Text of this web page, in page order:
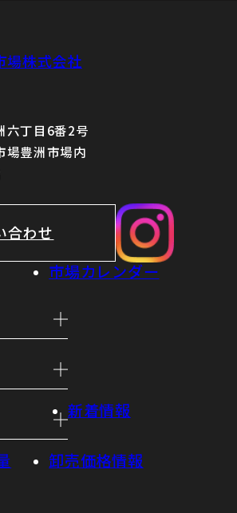
場株式会社
六丁目6番2号
場豊洲市場内
合わせ
市場カレンダー
新着情報
卸売価格情報